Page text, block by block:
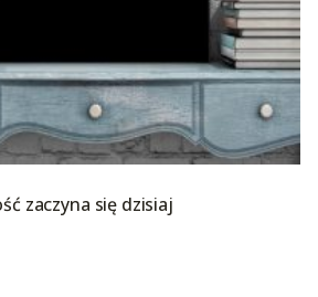
zaczyna się dzisiaj